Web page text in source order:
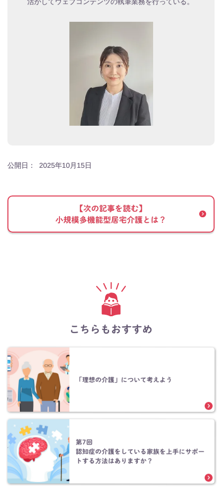
公開日： 2025年10月15日
【次の記事を読む】
小規模多機能型居宅介護とは？
こちらもおすすめ
「理想の介護」について考えよう
第7回
認知症の介護をしている家族を上手にサポー
トする方法はありますか？